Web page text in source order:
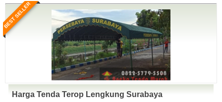
BEST SELLER
Harga Tenda Terop Lengkung Surabaya